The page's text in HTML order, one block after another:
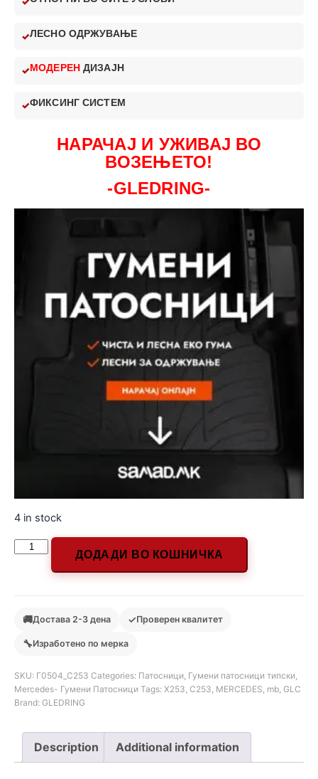
ЛЕСНО ОДРЖУВАЊЕ
МОДЕРЕН ДИЗАЈН
ФИКСИНГ СИСТЕМ
НАРАЧАЈ И УЖИВАЈ ВО
ВОЗЕЊЕТО!
-GLEDRING-
4 in stock
ДОДАДИ ВО КОШНИЧКА
🚚Достава 2-3 дена ✓Проверен квалитет
🔧Изработено по мерка
SKU: Г0504_C253 Categories: Патосници Гумени патосници типски
Mercedes- Гумени Патосници Tags: X253 C253 MERCEDES mb GLC
Brand: GLEDRING
Description Additional information